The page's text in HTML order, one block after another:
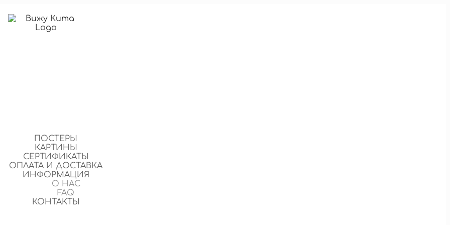
ПОСТЕРЫ
КАРТИНЫ
СЕРТИФИКАТЫ
ОПЛАТА И ДОСТАВКА
ИНФОРМАЦИЯ
О НАС
FAQ
КОНТАКТЫ